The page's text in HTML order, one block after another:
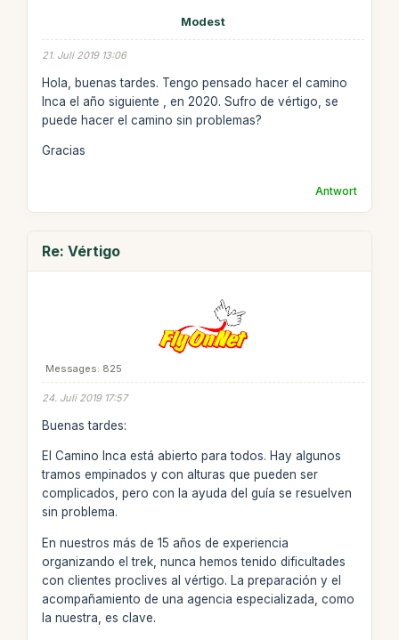
Modest
21. Juli 2019 13:06
Hola, buenas tardes. Tengo pensado hacer el camino
Inca el año siguiente , en 2020. Sufro de vértigo, se
puede hacer el camino sin problemas?
Gracias
Antwort
Re: Vértigo
Messages: 825
24. Juli 2019 17:57
Buenas tardes:
El Camino Inca está abierto para todos. Hay algunos
tramos empinados y con alturas que pueden ser
complicados, pero con la ayuda del guía se resuelven
sin problema.
En nuestros más de 15 años de experiencia
organizando el trek, nunca hemos tenido dificultades
con clientes proclives al vértigo. La preparación y el
acompañamiento de una agencia especializada, como
la nuestra, es clave.